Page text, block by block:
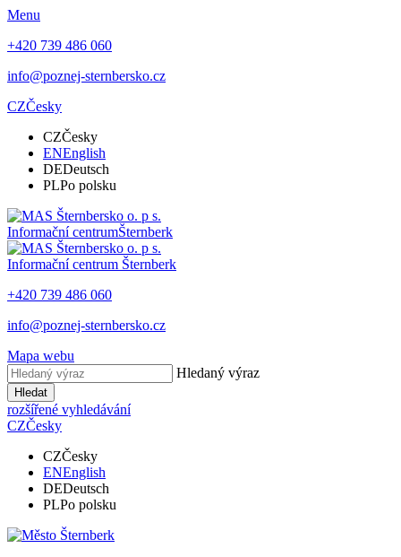
Menu
+420 739 486 060
info@poznej-sternbersko.cz
CZČesky
CZČesky
ENEnglish
DEDeutsch
PLPo polsku
Informační centrumŠternberk
Informační centrum Šternberk
+420 739 486 060
info@poznej-sternbersko.cz
Mapa webu
Hledaný výraz
Hledat
rozšířené vyhledávání
CZČesky
CZČesky
ENEnglish
DEDeutsch
PLPo polsku